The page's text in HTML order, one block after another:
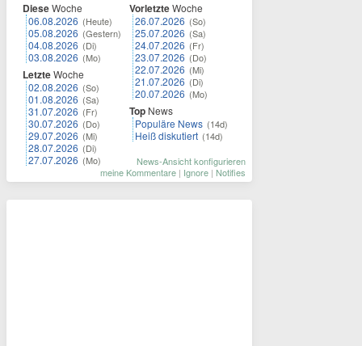
DieseWoche
06.08.2026 (Heute)
05.08.2026 (Gestern)
04.08.2026 (Di)
03.08.2026 (Mo)
LetzteWoche
02.08.2026 (So)
01.08.2026 (Sa)
31.07.2026 (Fr)
30.07.2026 (Do)
29.07.2026 (Mi)
28.07.2026 (Di)
27.07.2026 (Mo)
VorletzteWoche
26.07.2026 (So)
25.07.2026 (Sa)
24.07.2026 (Fr)
23.07.2026 (Do)
22.07.2026 (Mi)
21.07.2026 (Di)
20.07.2026 (Mo)
Top News
Populäre News (14d)
Heiß diskutiert (14d)
News-Ansicht konfigurieren
meine Kommentare | Ignore | Notifies